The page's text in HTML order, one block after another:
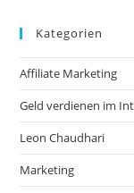
Kategorien
Affiliate Marketing
Geld verdienen im
Leon Chaudhari
Marketing